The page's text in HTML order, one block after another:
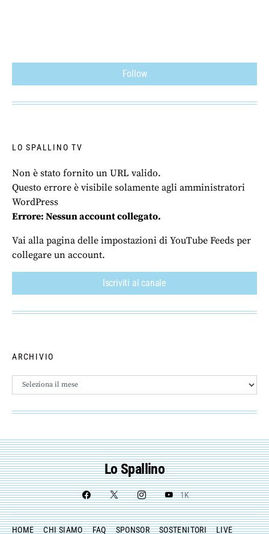
Follow
LO SPALLINO TV
Non è stato fornito un URL valido.
Questo errore è visibile solamente agli amministratori
WordPress
Errore: Nessun account collegato.
Vai alla pagina delle impostazioni di YouTube Feeds per
collegare un account.
Iscriviti al canale
ARCHIVIO
Archivio
Lo Spallino
1K
HOME CHI SIAMO FAQ SPONSOR SOSTENITORI LIVE